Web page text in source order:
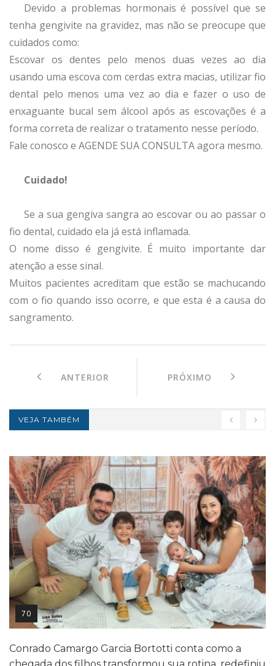
Devido a problemas hormonais é possível que se
tenha gengivite na gravidez, mas não se preocupe que
cuidados como:
Escovar os dentes pelo menos duas vezes ao dia
usando uma escova com cerdas extra macias, utilizar fio
dental pelo menos uma vez ao dia e fazer o uso de
enxaguante bucal sem álcool após as escovações é a
forma correta de realizar o tratamento nesse período.
Fale conosco e AGENDE SUA CONSULTA agora mesmo.
Cuidado!
Se a sua gengiva sangra ao escovar ou ao passar o
fio dental, cuidado ela já está inflamada.
O nome disso é gengivite. É muito importante dar
atenção a esse sinal.
Muitos pacientes acreditam que estão se machucando
com o fio quando isso ocorre, e que esta é a causa do
sangramento.
ANTERIOR PRÓXIMO
VEJA TAMBÉM
70
Conrado Camargo Garcia Bortotti conta como a